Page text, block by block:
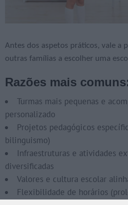
Antes dos aspetos práticos, vale a
outras famílias a escolher uma
Razões mais
Turmas mais pequenas e
personalizado
Projetos pedagógicos
bilinguismo)
Infraestruturas e atividades
diversificadas
Valores e cultura escolar
Flexibilidade de horários